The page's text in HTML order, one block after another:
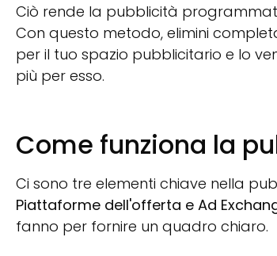
Ciò rende la pubblicità
Con questo metodo, elimini
per il tuo spazio pubblicitario e lo
più per esso.
Come funziona la
Ci sono tre elementi chiave nella
Piattaforme dell'offerta e Ad
fanno per fornire un quadro chiaro.